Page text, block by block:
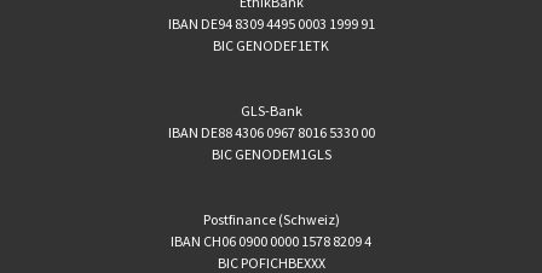
IBAN DE94 8309 4495 0003 1999 91
BIC GENODEF1ETK
GLS-Bank
IBAN DE88 4306 0967 8016 5330 00
BIC GENODEM1GLS
Postfinance (Schweiz)
IBAN CH06 0900 0000 1578 8209 4
BIC POFICHBEXXX